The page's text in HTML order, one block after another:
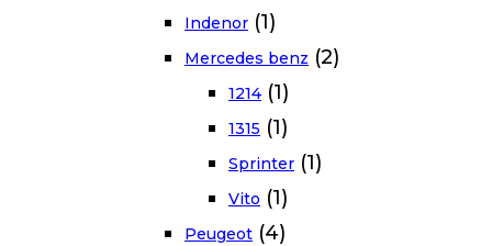
Indenor (1)
Mercedes benz (2)
1214 (1)
1315 (1)
Sprinter (1)
Vito (1)
Peugeot (4)